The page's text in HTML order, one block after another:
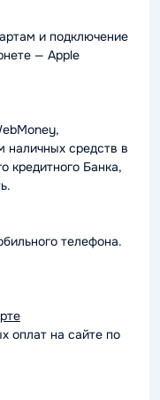
и подключение
— Apple
наличных средств в
кредитного Банка,
телефона.
оплат на сайте по